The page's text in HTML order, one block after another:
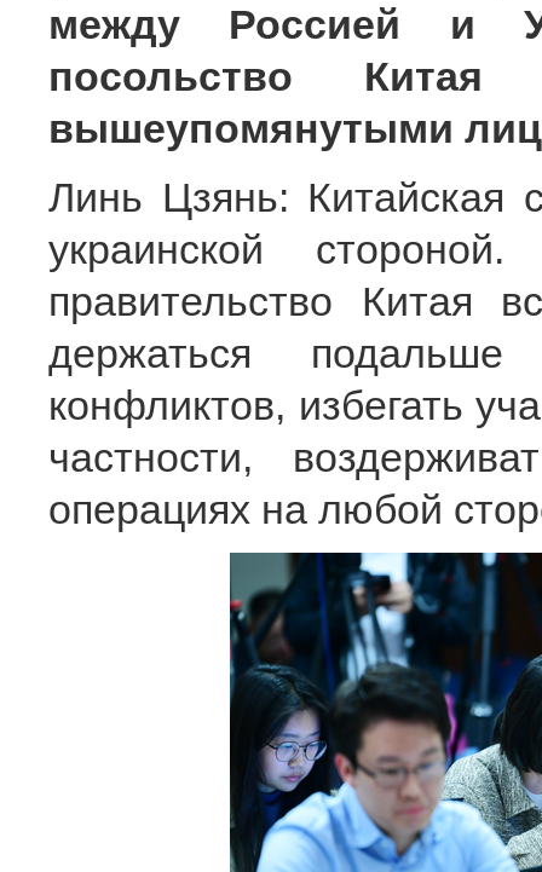
между Россией и
посольство
вышеупомянутыми
Линь Цзянь: Китайская
украинской
правительство Китая
держаться
конфликтов, избегать
частности,
операциях на любой